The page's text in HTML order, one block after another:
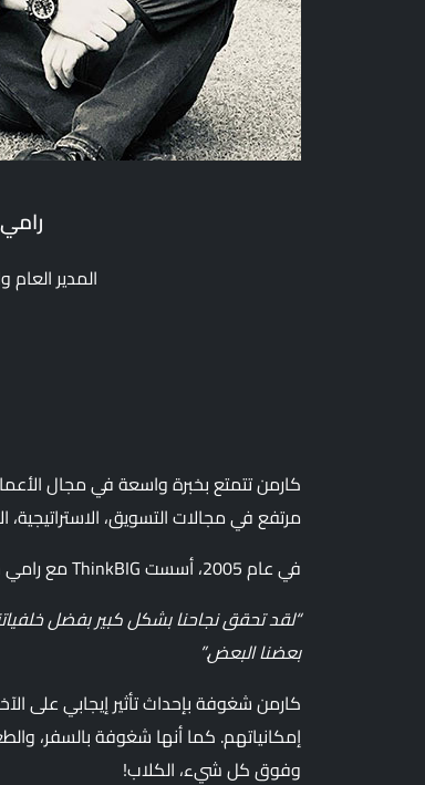
رامي
المدير العام
كارمن تتمتع بخبرة واسعة في مجال
مرتفع في مجالات التسويق، الاستراتيجية،
في عام 2005، أسست ThinkBIG مع رامي دوحل.
“لقد تحقق نجاحنا بشكل كبير بفضل
بعضنا البعض.”
كارمن شغوفة بإحداث تأثير إيجابي على
إمكانياتهم. كما أنها شغوفة بالسفر،
وفوق كل شيء، الكلاب!